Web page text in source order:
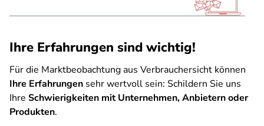
Ihre Erfahrungen sind wichtig!
Für die Marktbeobachtung aus Verbrauchersicht können
Ihre Erfahrungen sehr wertvoll sein: Schildern Sie uns
Ihre Schwierigkeiten mit Unternehmen, Anbietern oder
Produkten.